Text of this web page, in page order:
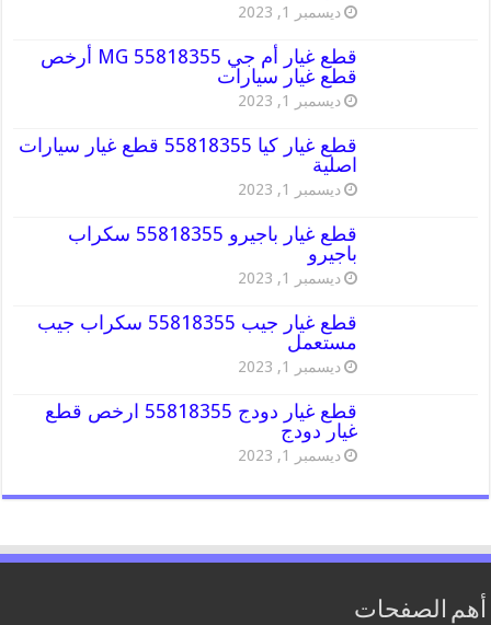
ديسمبر 1, 2023
قطع غيار أم جي MG 55818355 أرخص
قطع غيار سيارات
ديسمبر 1, 2023
قطع غيار كيا 55818355 قطع غيار سيارات
اصلية
ديسمبر 1, 2023
قطع غيار باجيرو 55818355 سكراب
باجيرو
ديسمبر 1, 2023
قطع غيار جيب 55818355 سكراب جيب
مستعمل
ديسمبر 1, 2023
قطع غيار دودج 55818355 ارخص قطع
غيار دودج
ديسمبر 1, 2023
أهم الصفحات